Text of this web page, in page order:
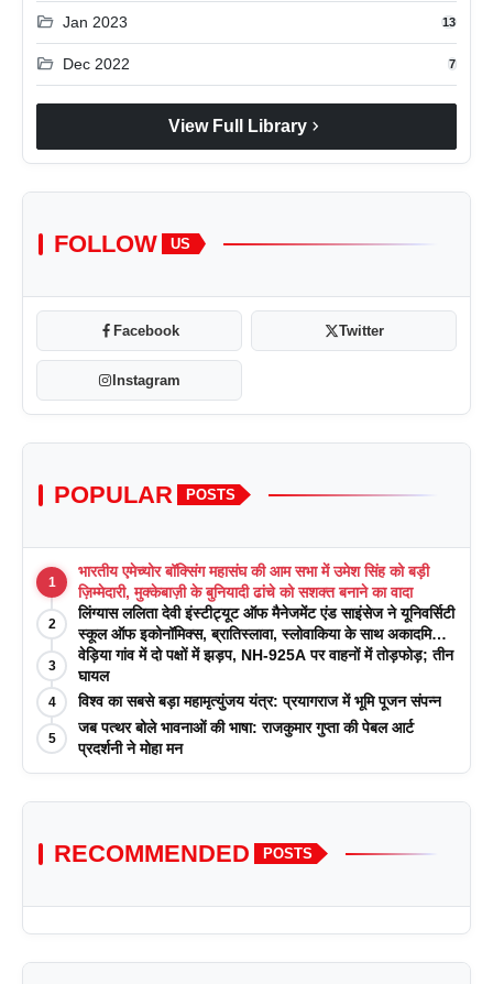
folder_open Jan 2023 13
folder_open Dec 2022 7
View Full Library chevron_right
FOLLOW US
Facebook Twitter
Instagram
POPULAR POSTS
1
भारतीय एमेच्योर बॉक्सिंग महासंघ की आम सभा में उमेश सिंह को बड़ी
ज़िम्मेदारी, मुक्केबाज़ी के बुनियादी ढांचे को सशक्त बनाने का वादा
2
लिंग्यास ललिता देवी इंस्टीट्यूट ऑफ मैनेजमेंट एंड साइंसेज ने यूनिवर्सिटी
स्कूल ऑफ इकोनॉमिक्स, ब्रातिस्लावा, स्लोवाकिया के साथ अकादमिक
पत्रिकाओं में प्रकाशन रणनीतियों पर एक दिवसीय कार्यशाला का
आयोजन किया
3
वेड़िया गांव में दो पक्षों में झड़प, NH-925A पर वाहनों में तोड़फोड़; तीन
घायल
4 विश्व का सबसे बड़ा महामृत्युंजय यंत्र: प्रयागराज में भूमि पूजन संपन्न
5
जब पत्थर बोले भावनाओं की भाषा: राजकुमार गुप्ता की पेबल आर्ट
प्रदर्शनी ने मोहा मन
RECOMMENDED POSTS